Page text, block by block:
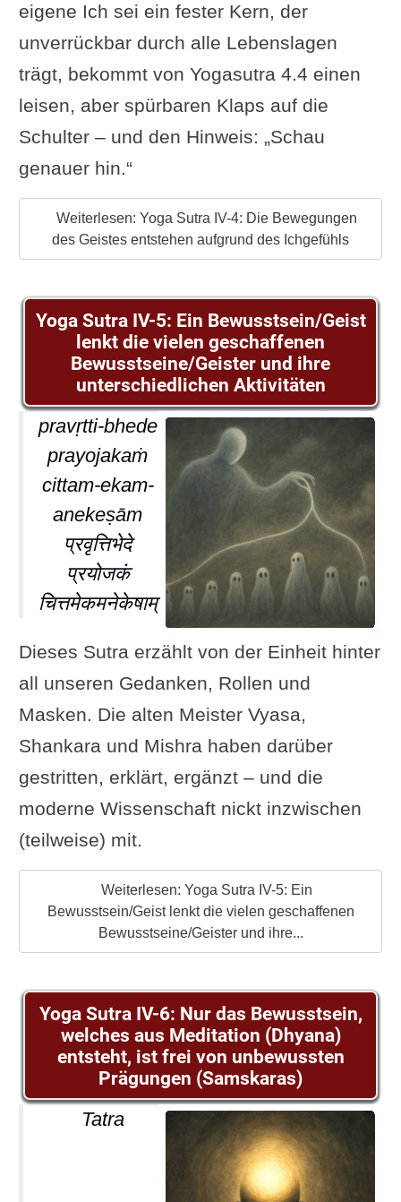
eigene Ich sei ein fester Kern, der
unverrückbar durch alle Lebenslagen
trägt, bekommt von Yogasutra 4.4 einen
leisen, aber spürbaren Klaps auf die
Schulter – und den Hinweis: „Schau
genauer hin.“
Weiterlesen: Yoga Sutra IV-4: Die Bewegungen
des Geistes entstehen aufgrund des Ichgefühls
Yoga Sutra IV-5: Ein Bewusstsein/Geist
lenkt die vielen geschaffenen
Bewusstseine/Geister und ihre
unterschiedlichen Aktivitäten
pravṛtti-bhede
prayojakaṁ
cittam-ekam-
anekeṣām
प्रवृत्तिभेदे
प्रयोजकं
चित्तमेकमनेकेषाम्
Dieses Sutra erzählt von der Einheit hinter
all unseren Gedanken, Rollen und
Masken. Die alten Meister Vyasa,
Shankara und Mishra haben darüber
gestritten, erklärt, ergänzt – und die
moderne Wissenschaft nickt inzwischen
(teilweise) mit.
Weiterlesen: Yoga Sutra IV-5: Ein
Bewusstsein/Geist lenkt die vielen geschaffenen
Bewusstseine/Geister und ihre...
Yoga Sutra IV-6: Nur das Bewusstsein,
welches aus Meditation (Dhyana)
entsteht, ist frei von unbewussten
Prägungen (Samskaras)
Tatra